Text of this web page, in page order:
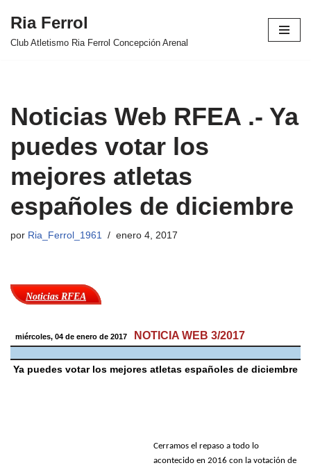
Saltar
Ria Ferrol
Club Atletismo Ria Ferrol Concepción Arenal
Noticias Web RFEA .- Ya
puedes votar los
mejores atletas
españoles de diciembre
por Ria_Ferrol_1961 enero 4, 2017
Noticias RFEA
miércoles, 04 de enero de 2017 NOTICIA WEB 3/2017
Ya puedes votar los mejores atletas españoles de diciembre
Cerramos el repaso a todo lo
acontecido en 2016 con la votación de